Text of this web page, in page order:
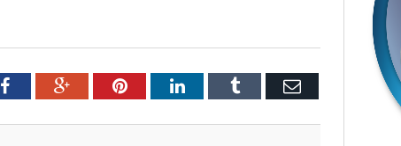
FacebookGoogle+PinterestLinkedInTumblr Email